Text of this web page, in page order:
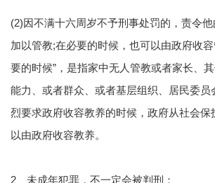
(2)因不满十六周岁不予刑事处罚的，责令
加以管教;在必要的时候，也可以由政府收
要的时候”，是指家中无人管教或者家长、
能力、或者群众、或者基层组织、居民委员
烈要求政府收容教养的时候，政府从社会保
以由政府收容教养。
2、未成年犯罪，不一定会被判刑：